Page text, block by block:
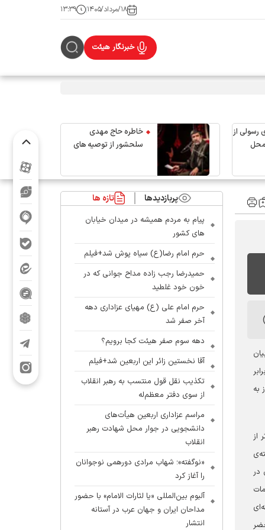
۱۸/مرداد/۱۴۰۵ ۱۳:۳۹
خبرنگار هیئت
رسولی از
خاطره حاج مهدی
سلحشور از توصیه های
به
از
در
پربازدیدها تازه ها
پیام به مردم همیشه در میدان خیابان
های کشور
حرم امام رضا(ع) سیاه پوش شد+فیلم
حمیدرضا رجب زاده مداح جوانی که در
خون خود غلطید
حرم امام علی (ع) مهیای عزاداری دهه
آخر صفر شد
دهه سوم صفر هیئت کجا برویم؟
آقا نخستین زائر این اربعین شد+فیلم
تکذیب نقل قول منتسب به رهبر انقلاب
از سوی دفتر معظم‌له
مراسم عزاداری اربعین هیأت‌های
دانشجویی در جوار محل شهادت رهبر
انقلاب
«نوگفته»؛ شهاب مرادی دورهمی نوجوانان
را آغاز کرد
آلبوم بین‌المللی «یا لثارات الامام» با حضور
مداحان ایران و جهان عرب در آستانه
انتشار